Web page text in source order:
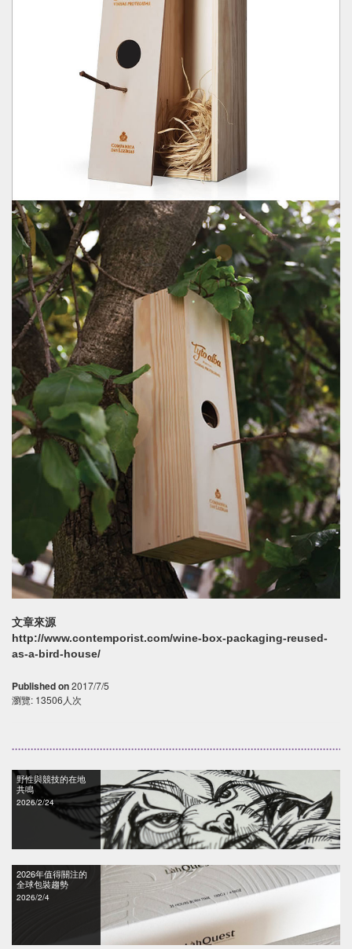
文章來源
http://www.contemporist.com/wine-box-packaging-reused-
as-a-bird-house/
Published on2017/7/5
瀏覽: 13506人次
野性與競技的在地
共鳴
2026/2/24
2026年值得關注的
全球包裝趨勢
2026/2/4